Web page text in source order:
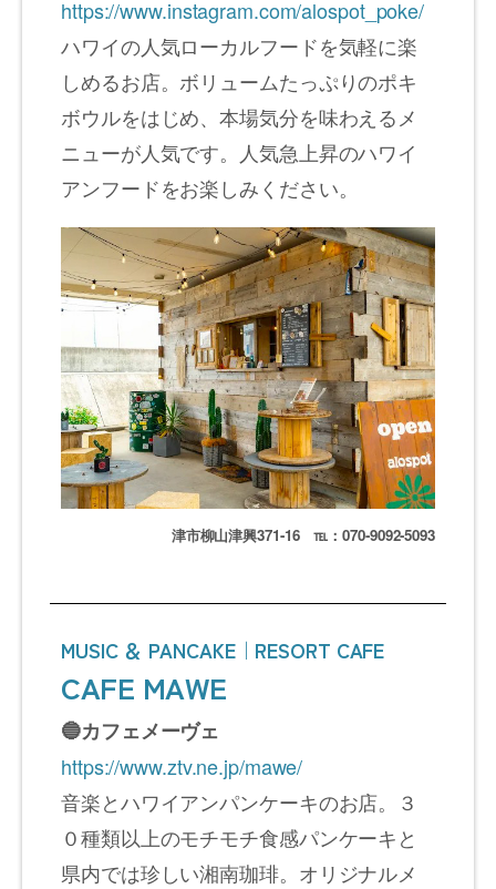
https://www.instagram.com/alospot_poke/
ハワイの人気ローカルフードを気軽に楽
しめるお店。ボリュームたっぷりのポキ
ボウルをはじめ、本場気分を味わえるメ
ニューが人気です。人気急上昇のハワイ
アンフードをお楽しみください。
津市柳山津興371-16 ℡：070-9092-5093
MUSIC ＆ PANCAKE｜RESORT CAFE
CAFE MAWE
🔵カフェメーヴェ
https://www.ztv.ne.jp/mawe/
音楽とハワイアンパンケーキのお店。３
０種類以上のモチモチ食感パンケーキと
県内では珍しい湘南珈琲。オリジナルメ